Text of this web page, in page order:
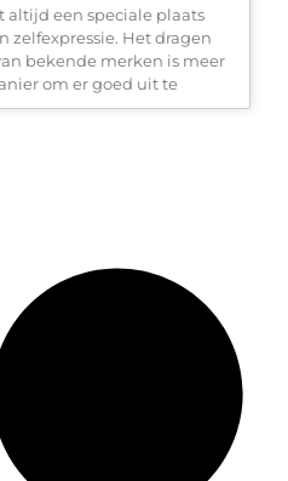
altijd een speciale plaats
zelfexpressie. Het dragen
bekende merken is meer
om er goed uit te